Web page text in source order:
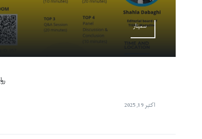
سمینار
اکتبر 19, 2025